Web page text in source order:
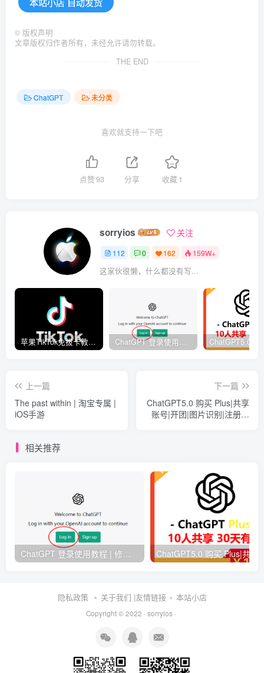
© 版权声明
文章版权归作者所有，未经允许请勿转载。
THE END
ChatGPT 未分类
喜欢就支持一下吧
点赞93 分享 收藏 1
sorryios 关注
112 0 162 159W+
这家伙很懒，什么都没有写...
苹果TikTok免拔卡教程解决黑屏闪退免费美区苹果ID ChatGPT 登录使用教程 | 修改密码流程 | 常见问题解决
上一篇
The past within | 淘宝专属 |
iOS手游
下一篇
ChatGPT5.0 购买 Plus|共享
账号|开团|图片识别|注册登
相关推荐
ChatGPT 登录使用教程 | 修改密码流程 | 常见问题解决
隐私政策 关于我们 |友情链接 本站小店
Copyright © 2022 · sorryios ·